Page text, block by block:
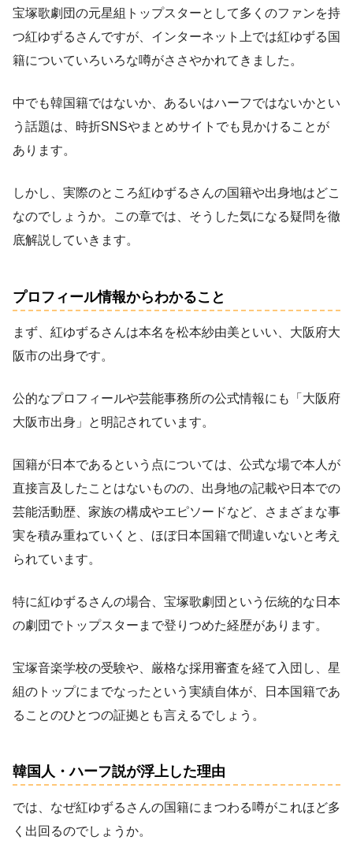
宝塚歌劇団の元星組トップスターとして多くのファンを持
つ紅ゆずるさんですが、インターネット上では紅ゆずる国
籍についていろいろな噂がささやかれてきました。
中でも韓国籍ではないか、あるいはハーフではないかとい
う話題は、時折SNSやまとめサイトでも見かけることが
あります。
しかし、実際のところ紅ゆずるさんの国籍や出身地はどこ
なのでしょうか。この章では、そうした気になる疑問を徹
底解説していきます。
プロフィール情報からわかること
まず、紅ゆずるさんは本名を松本紗由美といい、大阪府大
阪市の出身です。
公的なプロフィールや芸能事務所の公式情報にも「大阪府
大阪市出身」と明記されています。
国籍が日本であるという点については、公式な場で本人が
直接言及したことはないものの、出身地の記載や日本での
芸能活動歴、家族の構成やエピソードなど、さまざまな事
実を積み重ねていくと、ほぼ日本国籍で間違いないと考え
られています。
特に紅ゆずるさんの場合、宝塚歌劇団という伝統的な日本
の劇団でトップスターまで登りつめた経歴があります。
宝塚音楽学校の受験や、厳格な採用審査を経て入団し、星
組のトップにまでなったという実績自体が、日本国籍であ
ることのひとつの証拠とも言えるでしょう。
韓国人・ハーフ説が浮上した理由
では、なぜ紅ゆずるさんの国籍にまつわる噂がこれほど多
く出回るのでしょうか。